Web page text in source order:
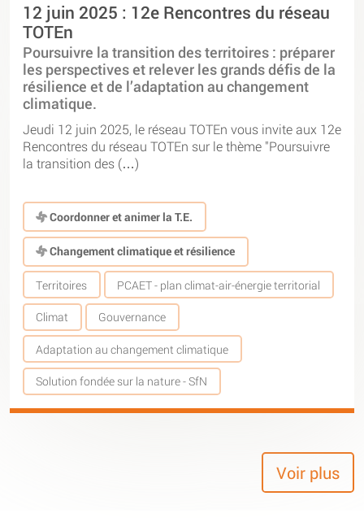
12 juin 2025 : 12e Rencontres du réseau
TOTEn
Poursuivre la transition des territoires : préparer
les perspectives et relever les grands défis de la
résilience et de l’adaptation au changement
climatique.
Jeudi 12 juin 2025, le réseau TOTEn vous invite aux 12e
Rencontres du réseau TOTEn sur le thème "Poursuivre
la transition des (…)
Coordonner et animer la T.E.
Changement climatique et résilience
Territoires PCAET - plan climat-air-énergie territorial
Climat Gouvernance
Adaptation au changement climatique
Solution fondée sur la nature - SfN
Voir plus